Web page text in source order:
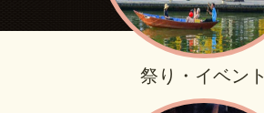
祭り・イベント